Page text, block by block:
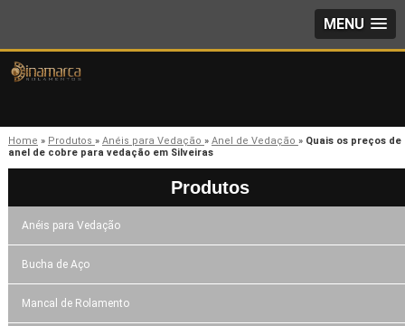
MENU
Home » Produtos » Anéis para Vedação » Anel de Vedação » Quais os preços de
anel de cobre para vedação em Silveiras
Produtos
Anéis para Vedação
Bucha de Aço
Mancal de Rolamento